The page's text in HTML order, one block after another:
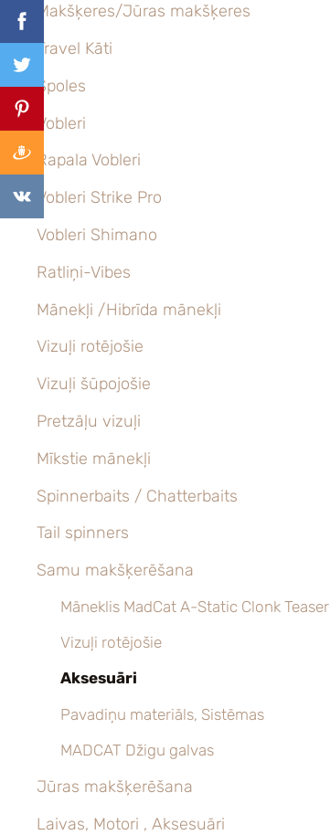
Makšķeres/Jūras makšķeres
Travel Kāti
Spoles
Vobleri
Rapala Vobleri
Vobleri Strike Pro
Vobleri Shimano
Ratliņi-Vibes
Mānekļi /Hibrīda mānekļi
Vizuļi rotējošie
Vizuļi šūpojošie
Pretzāļu vizuļi
Mīkstie mānekļi
Spinnerbaits / Chatterbaits
Tail spinners
Samu makšķerēšana
Māneklis MadCat A-Static Clonk Teaser
Vizuļi rotējošie
Aksesuāri
Pavadiņu materiāls, Sistēmas
MADCAT Džigu galvas
Jūras makšķerēšana
Laivas, Motori , Aksesuāri